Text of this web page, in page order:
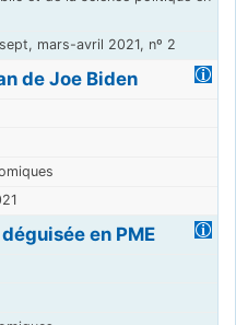
mars-avril 2021, nº 2
de Joe Biden
en PME